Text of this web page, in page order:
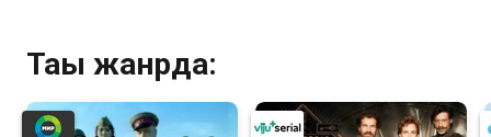
Тағы жанрда: